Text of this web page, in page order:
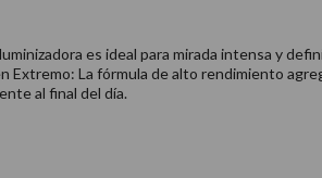
es ideal para mirada intensa y
Extremo: La fórmula de alto rendimiento
al final del día.